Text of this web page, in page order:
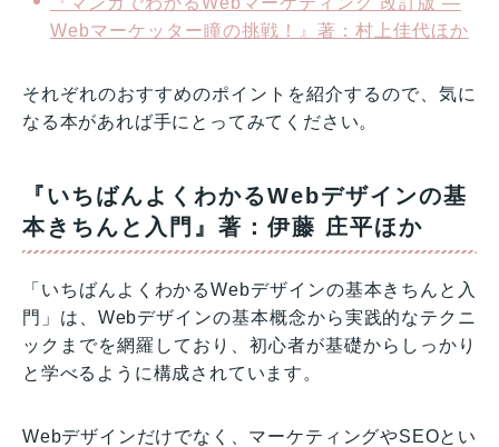
Webマーケッター瞳の挑戦！』著：村上佳代ほか
それぞれのおすすめのポイントを紹介するので、気に
なる本があれば手にとってみてください。
『いちばんよくわかるWebデザインの基
本きちんと入門』著：伊藤 庄平ほか
「いちばんよくわかるWebデザインの基本きちんと入
門」は、Webデザインの基本概念から実践的なテクニ
ックまでを網羅しており、初心者が基礎からしっかり
と学べるように構成されています。
Webデザインだけでなく、マーケティングやSEOとい